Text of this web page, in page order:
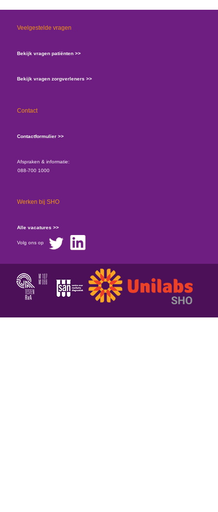
Veelgestelde vragen
Bekijk vragen patiënten >>
Bekijk vragen zorgverleners >>
Contact
Contactformulier >>
Afspraken & informatie:
088-700 1000
Werken bij SHO
Alle vacatures >>
Volg ons op